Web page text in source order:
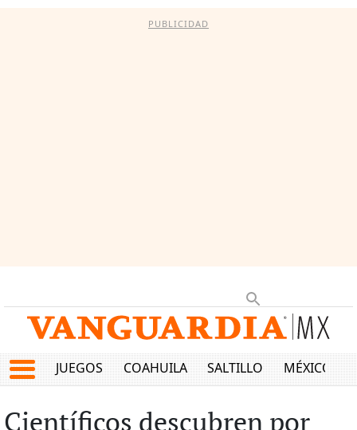
PUBLICIDAD
JUEGOS COAHUILA SALTILLO MÉXICO
Científicos descubren por